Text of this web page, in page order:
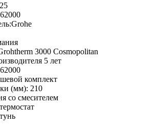
Grohe
3000 Cosmopolitan
5 лет
комплект
(мм): 210
со смесителем
термостат